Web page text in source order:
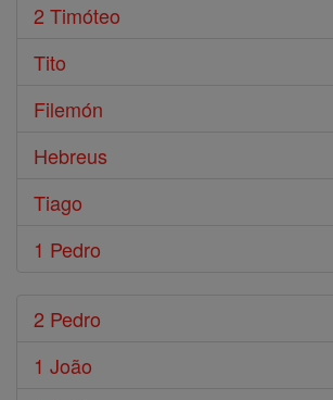
2 Timóteo
Tito
Filemón
Hebreus
Tiago
1 Pedro
2 Pedro
1 João